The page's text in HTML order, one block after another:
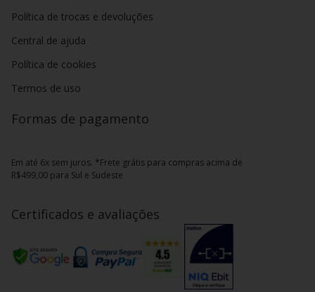
Política de trocas e devoluções
Central de ajuda
Política de cookies
Termos de uso
Formas de pagamento
Em até 6x sem juros. *Frete grátis para compras acima de
R$499,00 para Sul e Sudeste
Certificados e avaliações